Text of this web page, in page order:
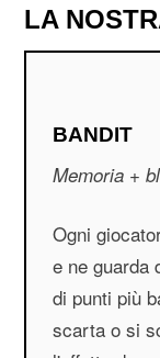
LA
BANDIT
Memoria +
Ogni
e ne guarda
di punti più
scarta o si